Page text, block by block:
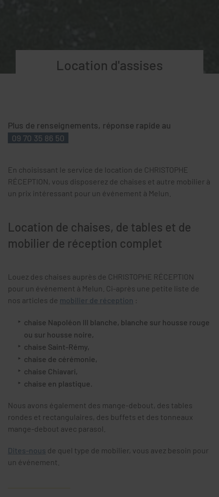
Location d'assises
Plus de renseignements, réponse rapide au
09 70 35 86 50
En choisissant le service de location de CHRISTOPHE
RÉCEPTION, vous disposerez de chaises et autre mobilier à
un prix intéressant pour un événement à Melun.
Location de chaises, de tables et de
mobilier de réception complet
Louez des chaises auprès de CHRISTOPHE RÉCEPTION
pour un événement à Melun. Ci-après une petite liste de
nos articles de mobilier de réception :
chaise Napoléon III blanche, blanche sur housse rouge
ou sur housse noire,
chaise Saint-Rémy,
chaise de cérémonie,
chaise Chiavari,
chaise en plastique.
Nous avons également des mange-debout, des tables
rondes et rectangulaires, des buffets et des tonneaux
mange-debout avec parasol.
Dites-nous de quel type de mobilier, vous avez besoin pour
un événement.